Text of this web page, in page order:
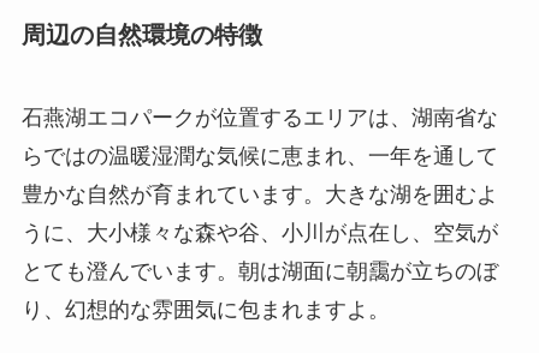
周辺の自然環境の特徴
石燕湖エコパークが位置するエリアは、湖南省な
らではの温暖湿潤な気候に恵まれ、一年を通して
豊かな自然が育まれています。大きな湖を囲むよ
うに、大小様々な森や谷、小川が点在し、空気が
とても澄んでいます。朝は湖面に朝靄が立ちのぼ
り、幻想的な雰囲気に包まれますよ。